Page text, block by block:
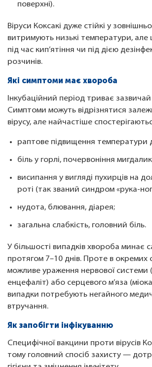
поверхні).
Віруси Коксакі дуже стійкі у
витримують низькі температури, але
під час кип’ятіння чи під дією
розчинів.
Які симптоми має хвороба
Інкубаційний період триває зазвичай
Симптоми можуть відрізнятися
вірусу, але найчастіше
раптове підвищення температури
біль у горлі, почервоніння
висипання у вигляді пухирців на
роті (так званий синдром «рука-
нудота, блювання, діарея;
загальна слабкість, головний біль.
У більшості випадків хвороба минає
протягом 7–10 днів. Проте в окремих
можливе ураження нервової системи
енцефаліт) або серцевого м’яза
випадки потребують негайного
втручання.
Як запобігти інфікуванню
Специфічної вакцини проти вірусів
тому головний спосіб захисту —